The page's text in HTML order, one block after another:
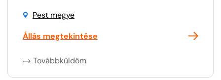
Pest megye
Állás megtekintése
Továbbküldöm